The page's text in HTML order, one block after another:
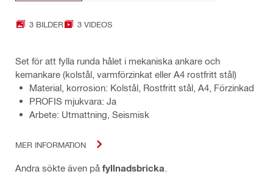
3 BILDER 3 VIDEOS
Set för att fylla runda hålet i mekaniska ankare och
kemankare (kolstål, varmförzinkat eller A4 rostfritt stål)
Material, korrosion: Kolstål, Rostfritt stål, A4, Förzinkad
PROFIS mjukvara: Ja
Arbete: Utmattning, Seismisk
MER INFORMATION
Andra sökte även på fyllnadsbricka